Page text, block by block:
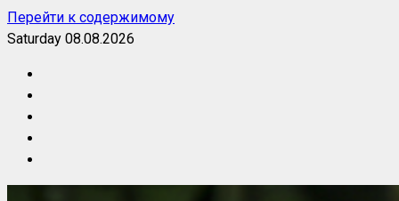
Перейти к содержимому
Saturday 08.08.2026